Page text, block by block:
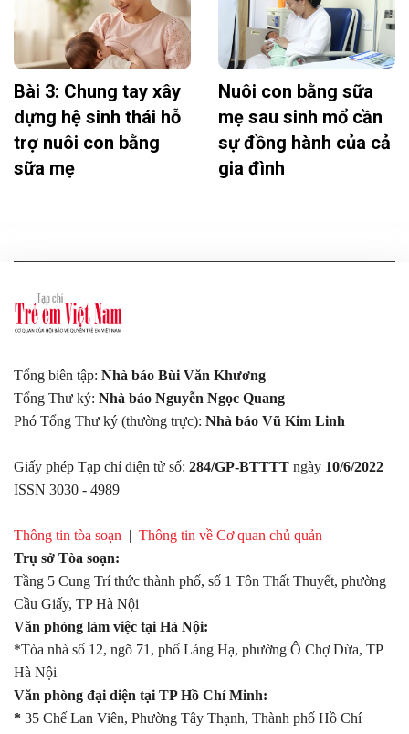
Bài 3: Chung tay xây
dựng hệ sinh thái hỗ
trợ nuôi con bằng
sữa mẹ
Nuôi con bằng sữa
mẹ sau sinh mổ cần
sự đồng hành của cả
gia đình
Tổng biên tập: Nhà báo Bùi Văn Khương
Tổng Thư ký: Nhà báo Nguyễn Ngọc Quang
Phó Tổng Thư ký (thường trực): Nhà báo Vũ Kim Linh
Giấy phép Tạp chí điện tử số: 284/GP-BTTTT ngày 10/6/2022
ISSN 3030 - 4989
Thông tin tòa soạn | Thông tin về Cơ quan chủ quản
Trụ sở Tòa soạn:
Tầng 5 Cung Trí thức thành phố, số 1 Tôn Thất Thuyết, phường
Cầu Giấy, TP Hà Nội
Văn phòng làm việc tại Hà Nội:
*Tòa nhà số 12, ngõ 71, phố Láng Hạ, phường Ô Chợ Dừa, TP
Hà Nội
Văn phòng đại diện tại TP Hồ Chí Minh:
* 35 Chế Lan Viên, Phường Tây Thạnh, Thành phố Hồ Chí